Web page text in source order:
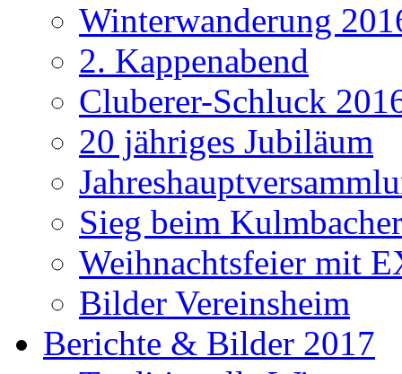
Winterwanderung
2. Kappenabend
Cluberer-Schluck
20 jähriges Jubiläum
Sieg beim
Weihnachtsfeier mit
Bilder Vereinsheim
Berichte & Bilder 2017